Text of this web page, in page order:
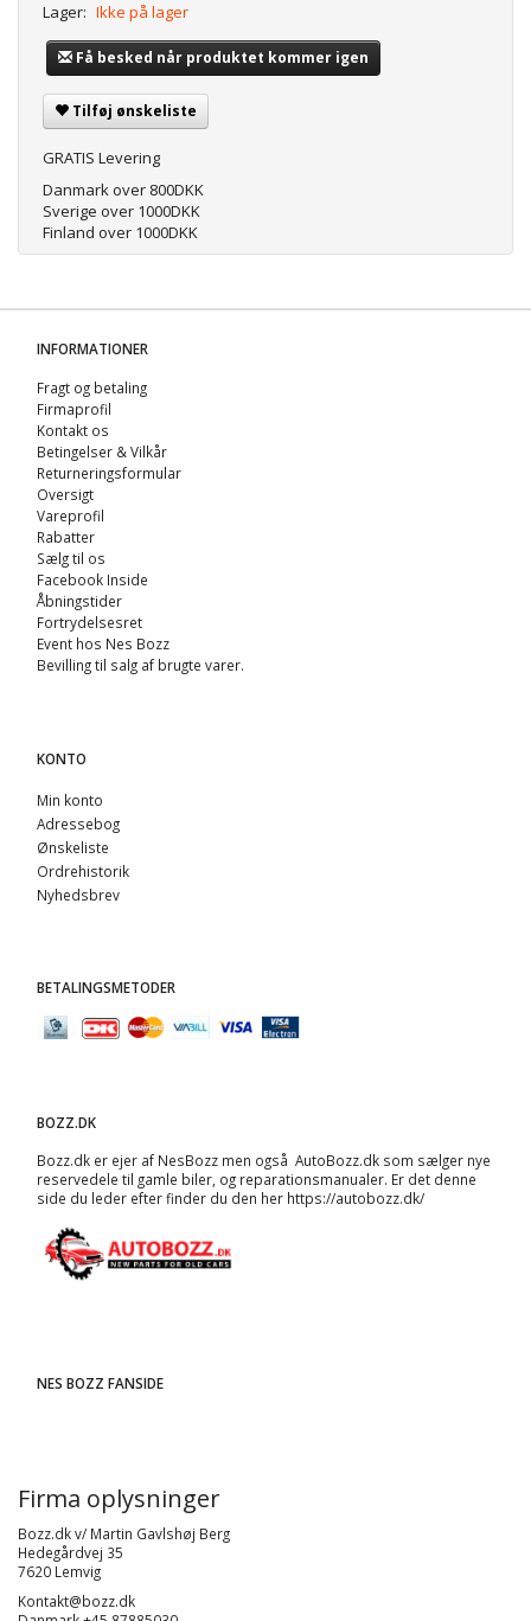
Lager: Ikke på lager
Få besked når produktet kommer igen
Tilføj ønskeliste
GRATIS Levering
Danmark over 800DKK
Sverige over 1000DKK
Finland over 1000DKK
INFORMATIONER
Fragt og betaling
Firmaprofil
Kontakt os
Betingelser & Vilkår
Returneringsformular
Oversigt
Vareprofil
Rabatter
Sælg til os
Facebook Inside
Åbningstider
Fortrydelsesret
Event hos Nes Bozz
Bevilling til salg af brugte varer.
KONTO
Min konto
Adressebog
Ønskeliste
Ordrehistorik
Nyhedsbrev
BETALINGSMETODER
BOZZ.DK
Bozz.dk er ejer af NesBozz men også AutoBozz.dk som sælger nye
reservedele til gamle biler, og reparationsmanualer. Er det denne
side du leder efter finder du den her https://autobozz.dk/
NES BOZZ FANSIDE
Firma oplysninger
Bozz.dk v/ Martin Gavlshøj Berg
Hedegårdvej 35
7620 Lemvig
Kontakt@bozz.dk